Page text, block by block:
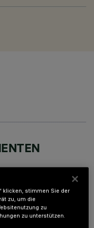
klicken, stimmen Sie der
zu, um die
zu
zu unterstützen.